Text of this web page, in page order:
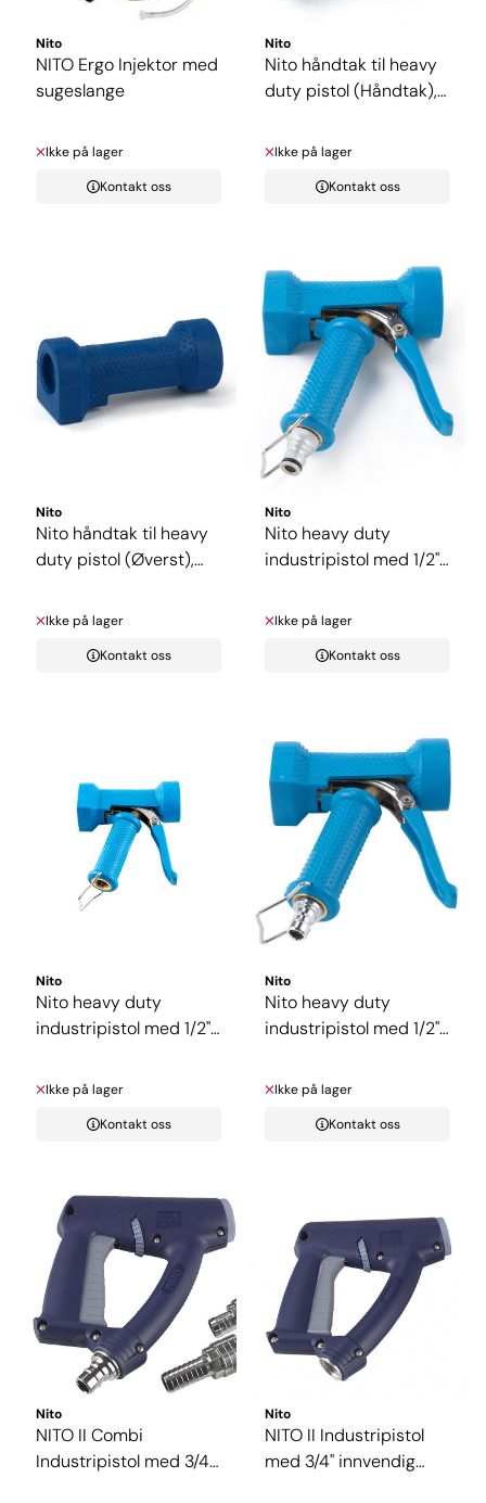
Nito
NITO Ergo Injektor med
sugeslange
Ikke på lager
Kontakt oss
Nito
Nito håndtak til heavy
duty pistol (Håndtak),
Ikke på lager
Kontakt oss
Nito
Nito håndtak til heavy
duty pistol (Øverst),
Ikke på lager
Kontakt oss
Nito
Nito heavy duty
industripistol med 1/2"
Ikke på lager
Kontakt oss
Nito
Nito heavy duty
industripistol med 1/2"
Ikke på lager
Kontakt oss
Nito
Nito heavy duty
industripistol med 1/2"
Ikke på lager
Kontakt oss
Nito
NITO II Combi
Industripistol med 3/4"
Nito
NITO II Industripistol
med 3/4" innvendig